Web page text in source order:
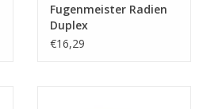
Fugenmeister Radien
Duplex
€16,29